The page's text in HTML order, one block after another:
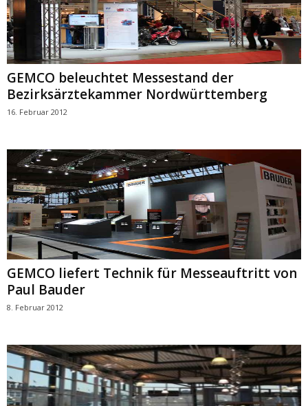
GEMCO beleuchtet Messestand der
Bezirksärztekammer Nordwürttemberg
16. Februar 2012
GEMCO liefert Technik für Messeauftritt von
Paul Bauder
8. Februar 2012